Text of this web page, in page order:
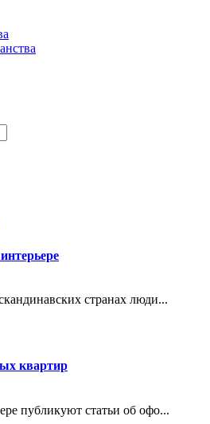
странах люди...
квартир
публикуют статьи об офо...